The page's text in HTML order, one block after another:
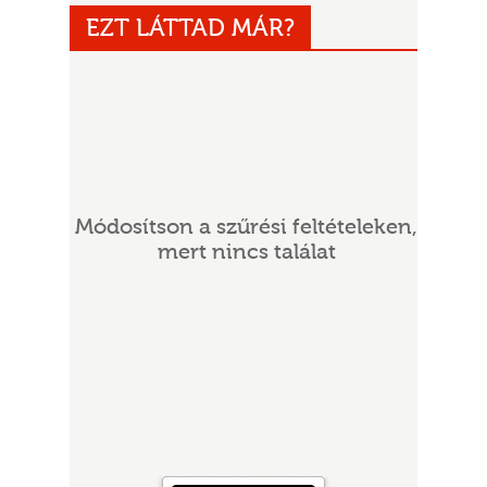
EZT LÁTTAD MÁR?
Módosítson a szűrési feltételeken,
mert nincs találat